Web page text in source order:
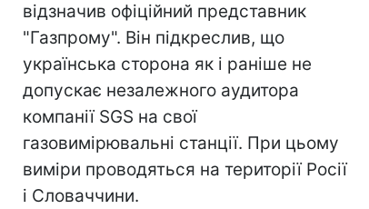
відзначив офіційний представник
"Газпрому". Він підкреслив, що
українська сторона як і раніше не
допускає незалежного аудитора
компанії SGS на свої
газовимірювальні станції. При цьому
виміри проводяться на території Росії
і Словаччини.